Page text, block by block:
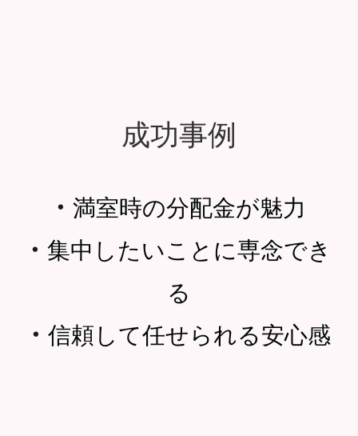
成功事例
・ 満室時の分配金が魅力
・ 集中したいことに専念でき
る
・ 信頼して任せられる安心感